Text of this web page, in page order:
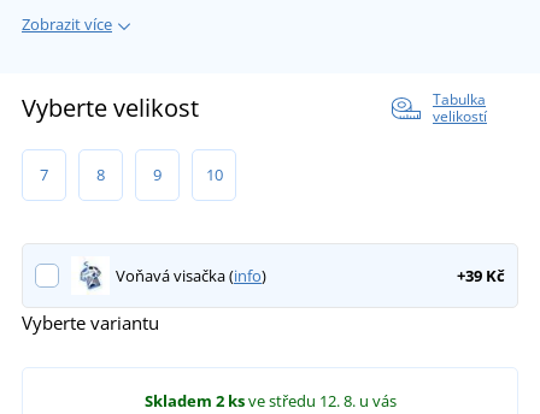
Zobrazit více
Vyberte velikost
Tabulka
velikostí
7 8 9 10
Voňavá visačka (info) +39 Kč
Vyberte variantu
Skladem 2 ksve středu 12. 8. u vás